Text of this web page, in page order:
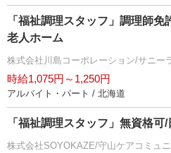
「福祉調理スタッフ」調理師
老人ホーム
株式会社川島コーポレーション/サニー
時給1,075円～1,250円
アルバイト・パート / 北海道
「福祉調理スタッフ」無資格
株式会社SOYOKAZE/守山ケアコミュ